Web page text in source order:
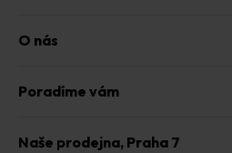
O nás
Poradíme vám
Naše prodejna, Praha 7